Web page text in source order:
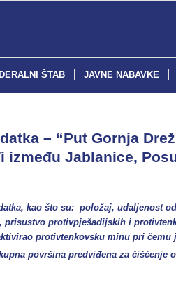
ŠTAB JAVNE NABAVKE
– “Put Gornja
između Jablanice,
kao što su: položaj, udaljenost
prisustvo protivpješadijskih i
protivtenkovsku minu pri čemu
površina predviđena za čišćenje